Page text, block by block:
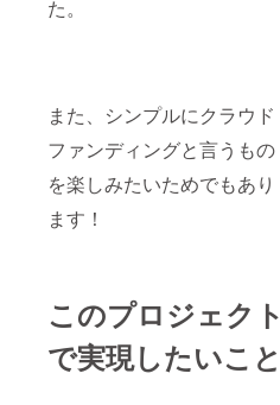
た。
また、シンプルにクラウド
ファンディングと言うもの
を楽しみたいためでもあり
ます！
このプロジェクト
で実現したいこと